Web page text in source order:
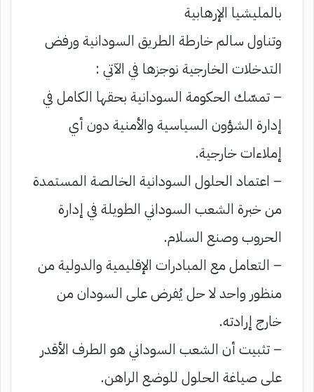
بالمليشيا الإرهابية
وتناول سالم خارطة الطريق السودانية ورفض
التدخلات الخارجية نوجزها في الآتي :
– تمسّك الحكومة السودانية بحقها الكامل في
إدارة الشؤون السياسية والأمنية دون أي
إملاءات خارجية.
– اعتماد الحلول السودانية الخالصة المستمدة
من خبرة الشعب السوداني الطويلة في إدارة
الحروب وصنع السلام.
– التعامل مع المبادرات الإقليمية والدولية من
منظور واحد لا حل يُفرض على السودان من
خارج إرادته.
– تثبيت أن الشعب السوداني هو الطرف الأقدر
على صياغة الحلول للوضع الراهن.